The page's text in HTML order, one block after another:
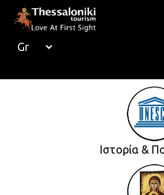
Ιστορία &